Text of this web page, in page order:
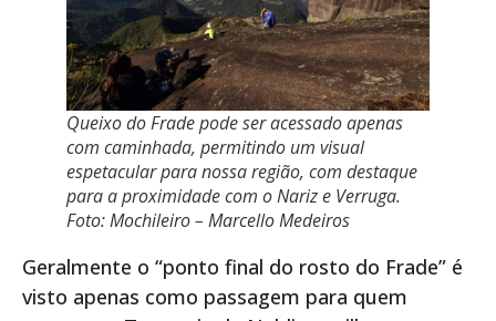
Queixo do Frade pode ser acessado apenas
com caminhada, permitindo um visual
espetacular para nossa região, com destaque
para a proximidade com o Nariz e Verruga.
Foto: Mochileiro – Marcello Medeiros
Geralmente o “ponto final do rosto do Frade” é
visto apenas como passagem para quem